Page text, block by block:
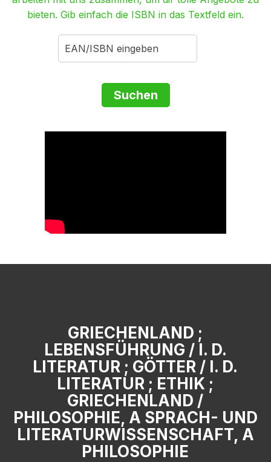
bieten. Gib einfach die ISBN in das Textfeld ein.
GRIECHENLAND ;
LEBENSFÜHRUNG / I. D.
LITERATUR ; GÖTTER / I. D.
LITERATUR ; ETHIK ;
GRIECHENLAND /
PHILOSOPHIE, A SPRACH- UND
LITERATURWISSENSCHAFT, A
PHILOSOPHIE